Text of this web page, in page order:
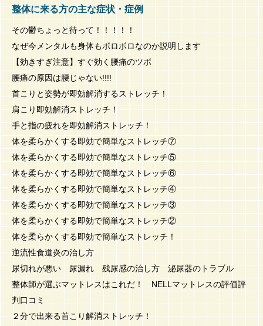
整体に来る方の主な症状・症例
その鬱ちょっと待って！！！！！
なぜ今メンタルも身体もボロボロなのか説明します
【効きすぎ注意】すぐ効く腰痛のツボ
腰痛の原因は腰じゃない!!!!
首こりと姿勢が即効解消するストレッチ！
肩こり即効解消ストレッチ！
手と指の疲れを即効解消ストレッチ！
体を柔らかくする即効で簡単なストレッチ⑦
体を柔らかくする即効で簡単なストレッチ⑤
体を柔らかくする即効で簡単なストレッチ⑥
体を柔らかくする即効で簡単なストレッチ④
体を柔らかくする即効で簡単なストレッチ③
体を柔らかくする即効で簡単なストレッチ②
体を柔らかくする即効で簡単なストレッチ！
逆流性食道炎の治し方
尿切れが悪い 尿漏れ 残尿感の治し方 泌尿器のトラブル
整体師が選ぶマットレスはこれだ！ NELLマットレスの評価評
判口コミ
２分で出来る首こり解消ストレッチ！